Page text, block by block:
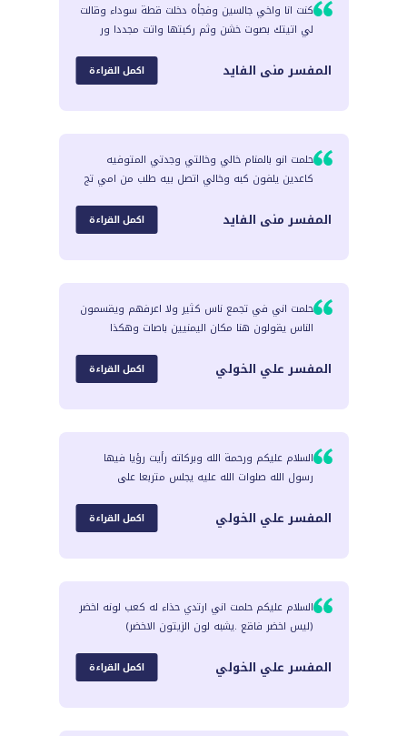
كنت انا واخي جالسين وفجأه دخلت قطة سوداء وقالت
لي اتيتك بصوت خشن وثم ركبتها واتت مجددا ور
المفسر منى الفايد اكمل القراءة
حلمت انو بالمنام خالي وخالتي وجدتي المتوفيه
كاعدين يلفون كبه وخالي اتصل بيه طلب من امي تج
المفسر منى الفايد اكمل القراءة
حلمت اني في تجمع ناس كثير ولا اعرفهم ويقسمون
الناس يقولون هنا مكان اليمنيين باصات وهكذا
المفسر علي الخولي اكمل القراءة
السلام عليكم ورحمة الله وبركاته رأيت رؤيا فيها
رسول الله صلوات الله عليه يجلس متربعا على
المفسر علي الخولي اكمل القراءة
السلام عليكم حلمت اني ارتدي حذاء له كعب لونه اخضر
(ليس اخضر فاقع .يشبه لون الزيتون الاخضر)
المفسر علي الخولي اكمل القراءة